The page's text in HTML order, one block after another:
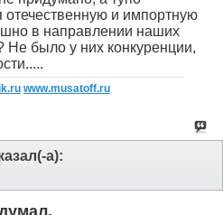
отечественную и импортную
в направлении наших
Не было у них конкуренции,
www.musatoff.ru
а):